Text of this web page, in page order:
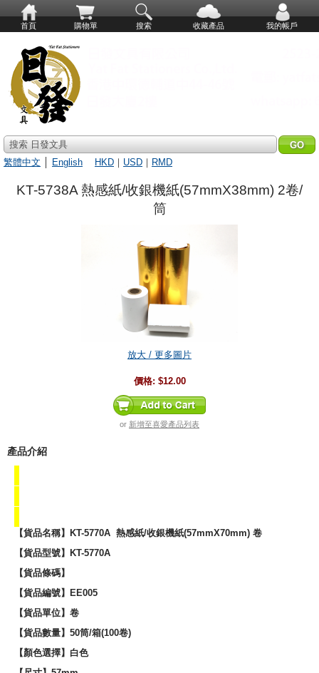
首頁 購物單 搜索 收藏產品 我的帳戶
搜索 日發文具
繁體中文
English HKD ｜ USD ｜ RMD
KT-5738A 熱感紙/收銀機紙(57mmX38mm) 2卷/
筒
放大 / 更多圖片
價格: $12.00
or 新增至喜愛產品列表
產品介紹
【貨品名稱】KT-5770A 熱感紙/收銀機紙(57mmX70mm) 卷
【貨品型號】
KT-5770A
【貨品條碼】
【貨品編號】EE005
【貨品單位】卷
【貨品數量】50筒/箱(100卷)
【顏色選擇】白色